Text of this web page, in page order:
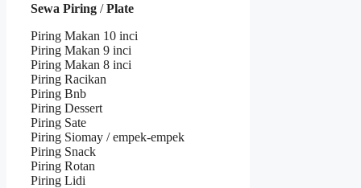
Sewa Piring /Plate
Piring Makan 10 inci
Piring Makan 9 inci
Piring Makan 8 inci
Piring Racikan
Piring Bnb
Piring Dessert
Piring Sate
Piring Siomay / empek-empek
Piring Snack
Piring Rotan
Piring Lidi